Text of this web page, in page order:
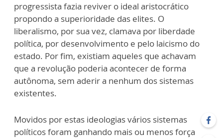
progressista fazia reviver o ideal aristocrático
propondo a superioridade das elites. O
liberalismo, por sua vez, clamava por liberdade
política, por desenvolvimento e pelo laicismo do
estado. Por fim, existiam aqueles que achavam
que a revolução poderia acontecer de forma
autônoma, sem aderir a nenhum dos sistemas
existentes.
Movidos por estas ideologias vários sistemas
políticos foram ganhando mais ou menos força